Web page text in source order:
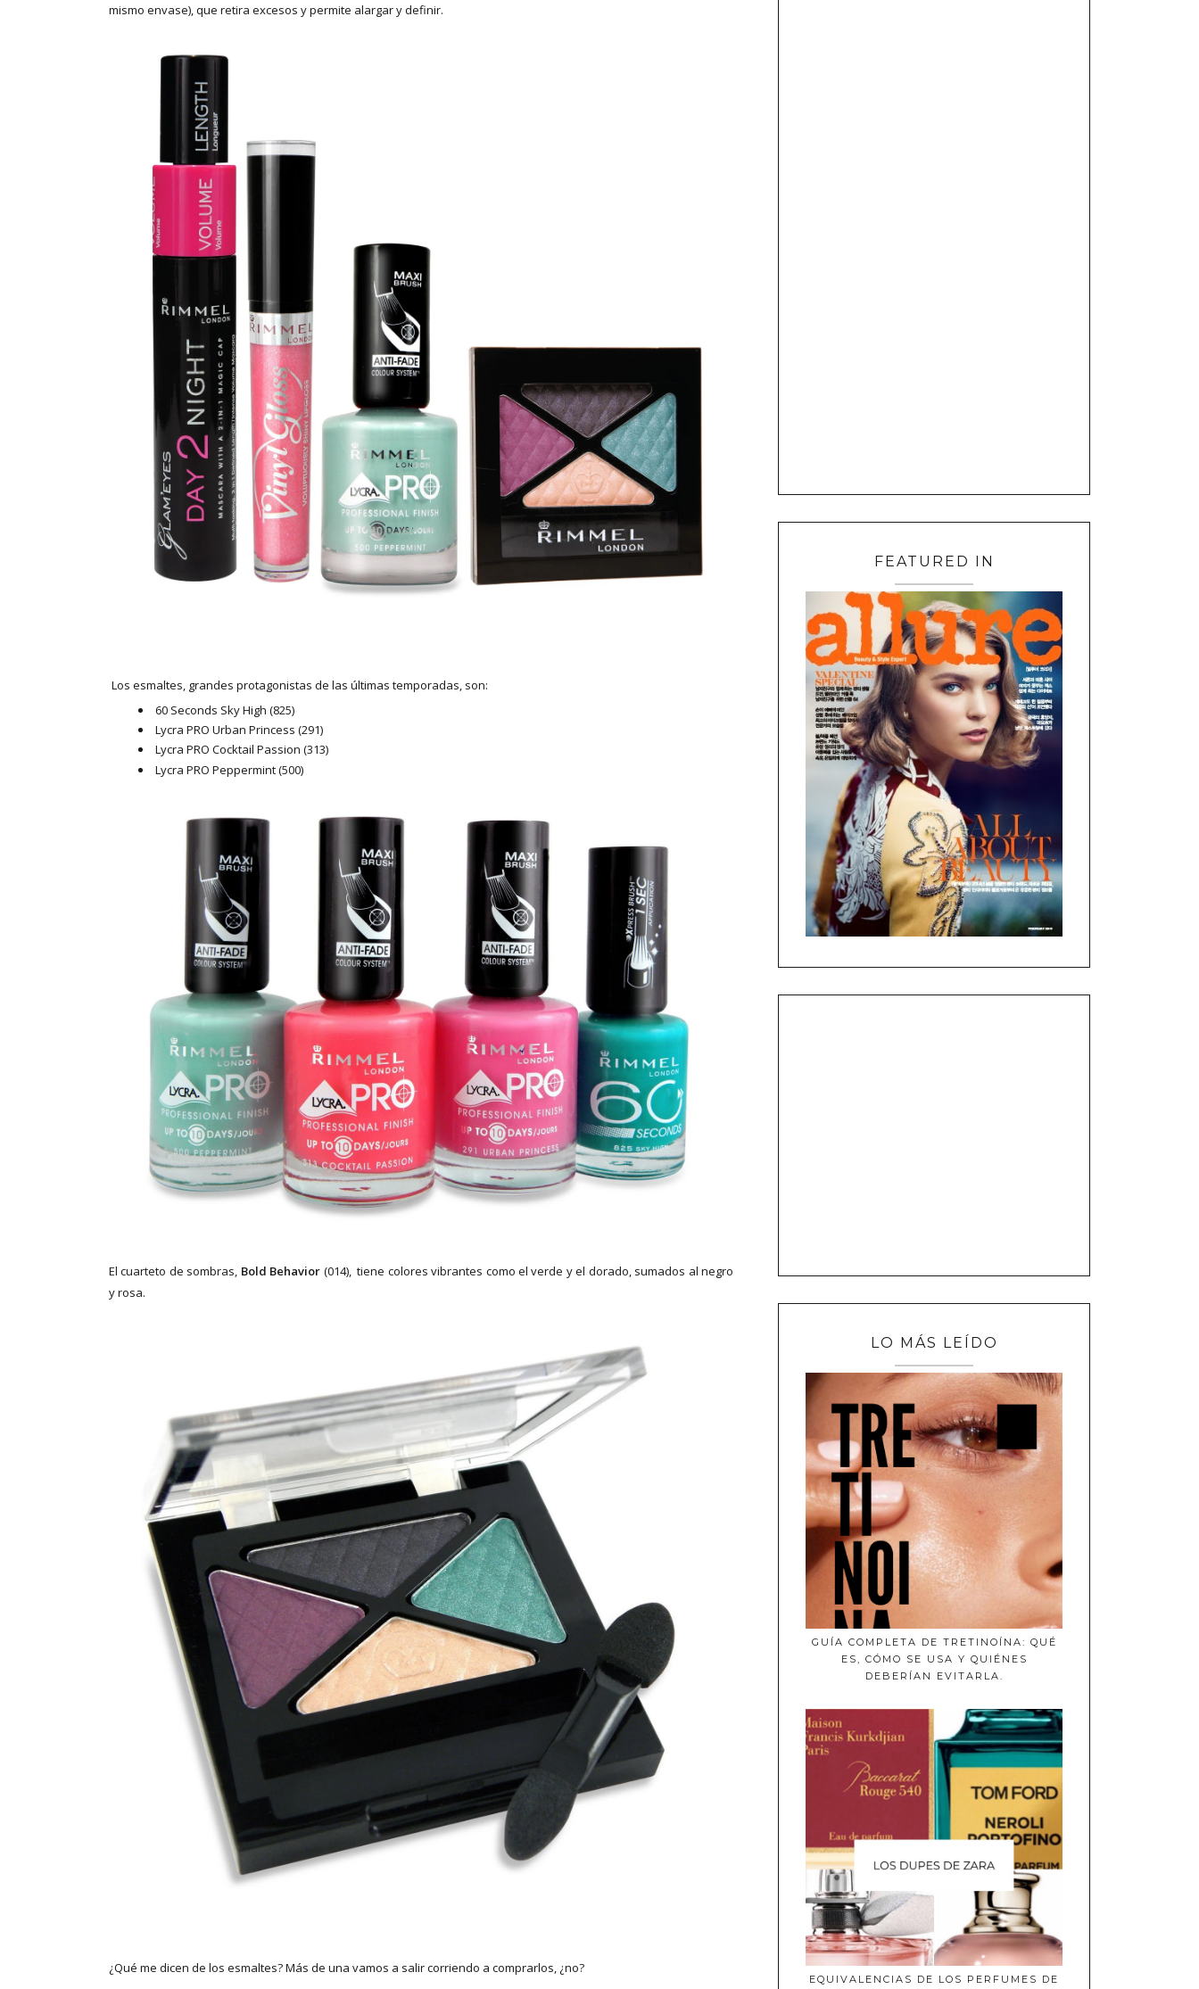
mismo envase), que retira excesos y permite alargar y definir.
Los esmaltes, grandes protagonistas de las últimas temporadas, son:
60 Seconds Sky High (825)
Lycra PRO Urban Princess (291)
Lycra PRO Cocktail Passion (313)
Lycra PRO Peppermint (500)
El cuarteto de sombras, Bold Behavior (014), tiene colores vibrantes como el verde y el dorado, sumados al negro
y rosa.
¿Qué me dicen de los esmaltes? Más de una vamos a salir corriendo a comprarlos, ¿no?
FEATURED IN
LO MÁS LEÍDO
GUÍA COMPLETA DE TRETINOÍNA: QUÉ
ES, CÓMO SE USA Y QUIÉNES
DEBERÍAN EVITARLA.
EQUIVALENCIAS DE LOS PERFUMES DE